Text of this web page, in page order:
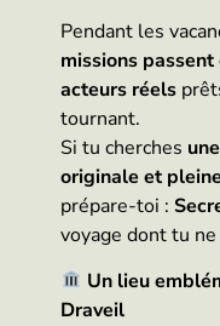
Pendant les
missions passent
acteurs réels
tournant.
Si tu cherches
originale et
prépare-toi :
voyage dont tu
Un lieu
Draveil